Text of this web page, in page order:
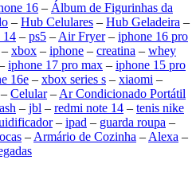
16 – Álbum de Figurinhas da
– Hub Celulares – Hub Geladeira –
14 – ps5 – Air Fryer– iphone 16 pro
– xbox – iphone – creatina – whey
iphone 17 pro max – iphone 15 pro
16e – xbox series s – xiaomi –
– Celular– Ar Condicionado Portátil
– jbl – redmi note 14 – tenis nike
– ipad – guarda roupa –
– Armário de Cozinha – Alexa –